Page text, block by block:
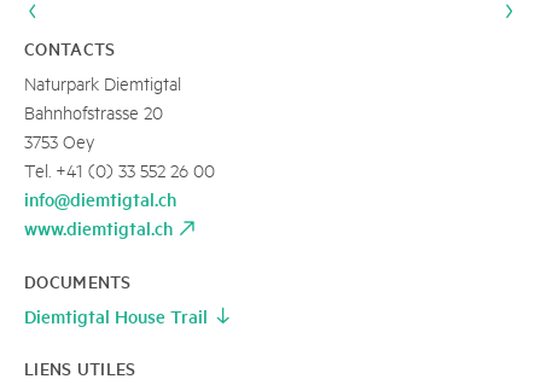
CONTACTS
Naturpark Diemtigtal
Bahnhofstrasse 20
3753 Oey
Tel. +41 (0) 33 552 26 00
info@diemtigtal.ch
www.diemtigtal.ch
DOCUMENTS
Diemtigtal House Trail
LIENS UTILES